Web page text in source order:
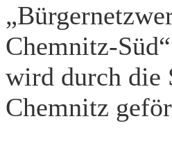
Chemnitz-Süd“
wird durch die
Chemnitz